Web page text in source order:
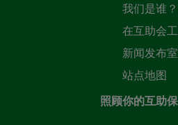
我们是谁？
在互助会
新闻发布室
站点地图
照顾你的互助